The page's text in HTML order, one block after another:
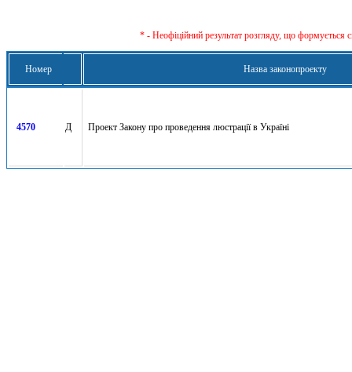
* - Неофіційний результат розгляду, що формується
Номер Назва законопроекту
4570 Д Проект Закону про проведення люстрації в Україні